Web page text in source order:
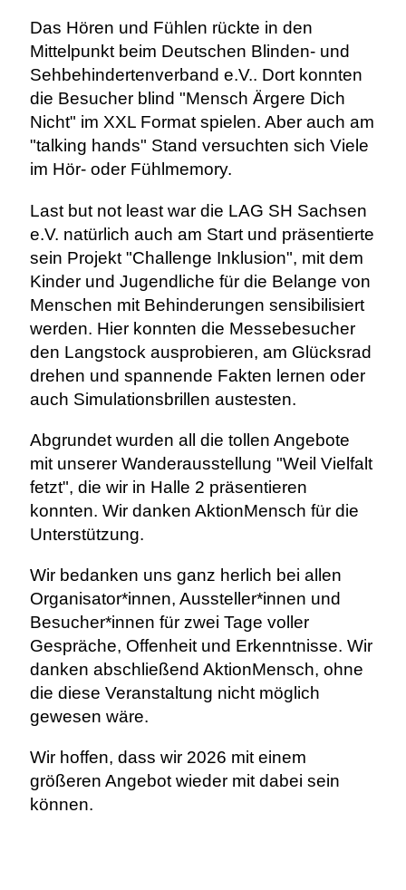
Das Hören und Fühlen rückte in den
Mittelpunkt beim Deutschen Blinden- und
Sehbehindertenverband e.V.. Dort konnten
die Besucher blind "Mensch Ärgere Dich
Nicht" im XXL Format spielen. Aber auch am
"talking hands" Stand versuchten sich Viele
im Hör- oder Fühlmemory.
Last but not least war die LAG SH Sachsen
e.V. natürlich auch am Start und präsentierte
sein Projekt "Challenge Inklusion", mit dem
Kinder und Jugendliche für die Belange von
Menschen mit Behinderungen sensibilisiert
werden. Hier konnten die Messebesucher
den Langstock ausprobieren, am Glücksrad
drehen und spannende Fakten lernen oder
auch Simulationsbrillen austesten.
Abgrundet wurden all die tollen Angebote
mit unserer Wanderausstellung "Weil Vielfalt
fetzt", die wir in Halle 2 präsentieren
konnten. Wir danken AktionMensch für die
Unterstützung.
Wir bedanken uns ganz herlich bei allen
Organisator*innen, Aussteller*innen und
Besucher*innen für zwei Tage voller
Gespräche, Offenheit und Erkenntnisse. Wir
danken abschließend AktionMensch, ohne
die diese Veranstaltung nicht möglich
gewesen wäre.
Wir hoffen, dass wir 2026 mit einem
größeren Angebot wieder mit dabei sein
können.